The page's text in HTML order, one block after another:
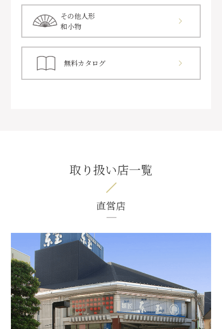
その他人形
和小物
無料カタログ
取り扱い店一覧
直営店